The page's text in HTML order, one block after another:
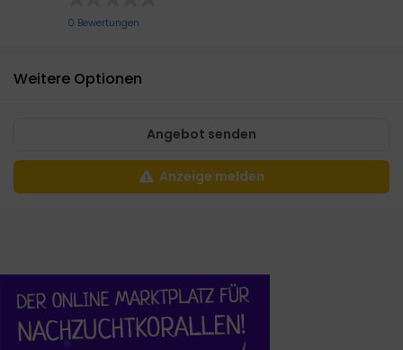
0 Bewertungen
Weitere Optionen
Angebot senden
Anzeige melden